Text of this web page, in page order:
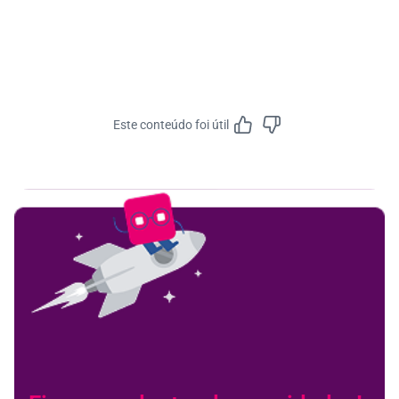
Este conteúdo foi útil